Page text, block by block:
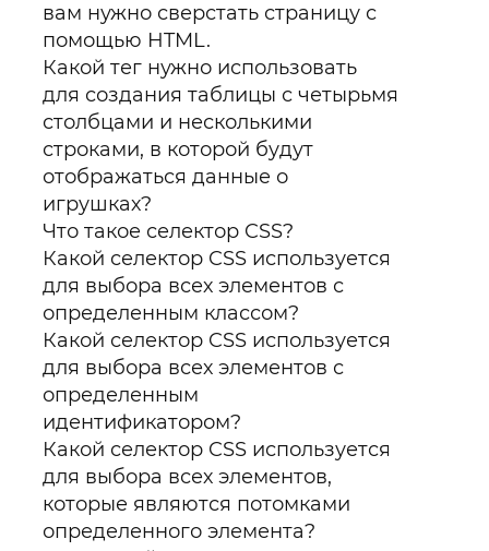
вам нужно сверстать страницу с
помощью HTML.
Какой тег нужно использовать
для создания таблицы с четырьмя
столбцами и несколькими
строками, в которой будут
отображаться данные о
игрушках?
Что такое селектор CSS?
Какой селектор CSS используется
для выбора всех элементов с
определенным классом?
Какой селектор CSS используется
для выбора всех элементов с
определенным
идентификатором?
Какой селектор CSS используется
для выбора всех элементов,
которые являются потомками
определенного элемента?